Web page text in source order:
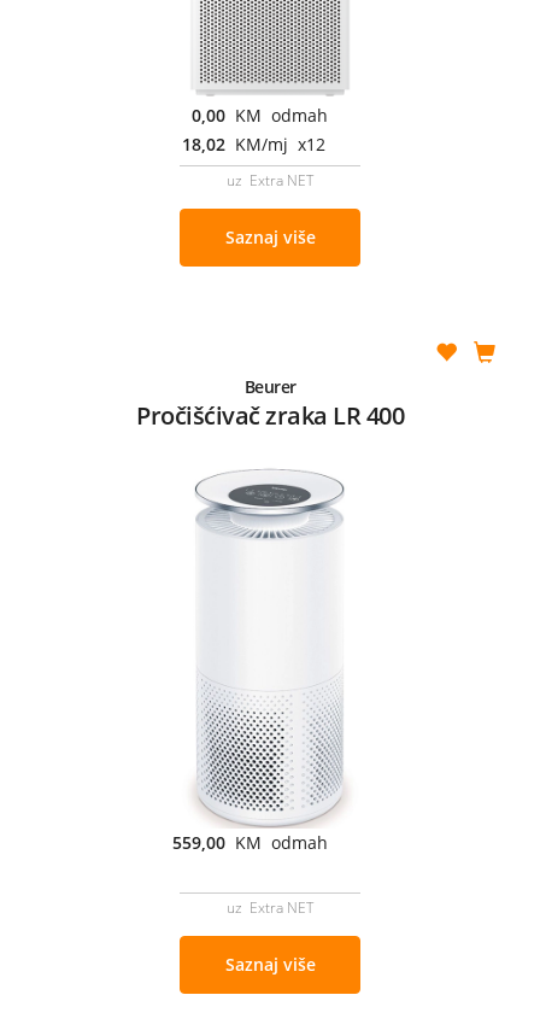
0,00 KM odmah
18,02 KM/mj x12
uz Extra NET
Saznaj više
Beurer
Pročišćivač zraka LR 400
559,00 KM odmah
uz Extra NET
Saznaj više